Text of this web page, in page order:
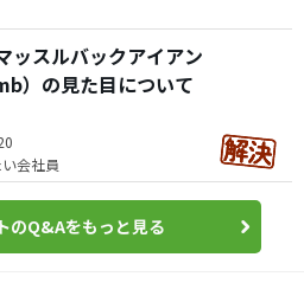
ッスルバックアイアン
）の見た目について
会社員
のQ&Aをもっと見る